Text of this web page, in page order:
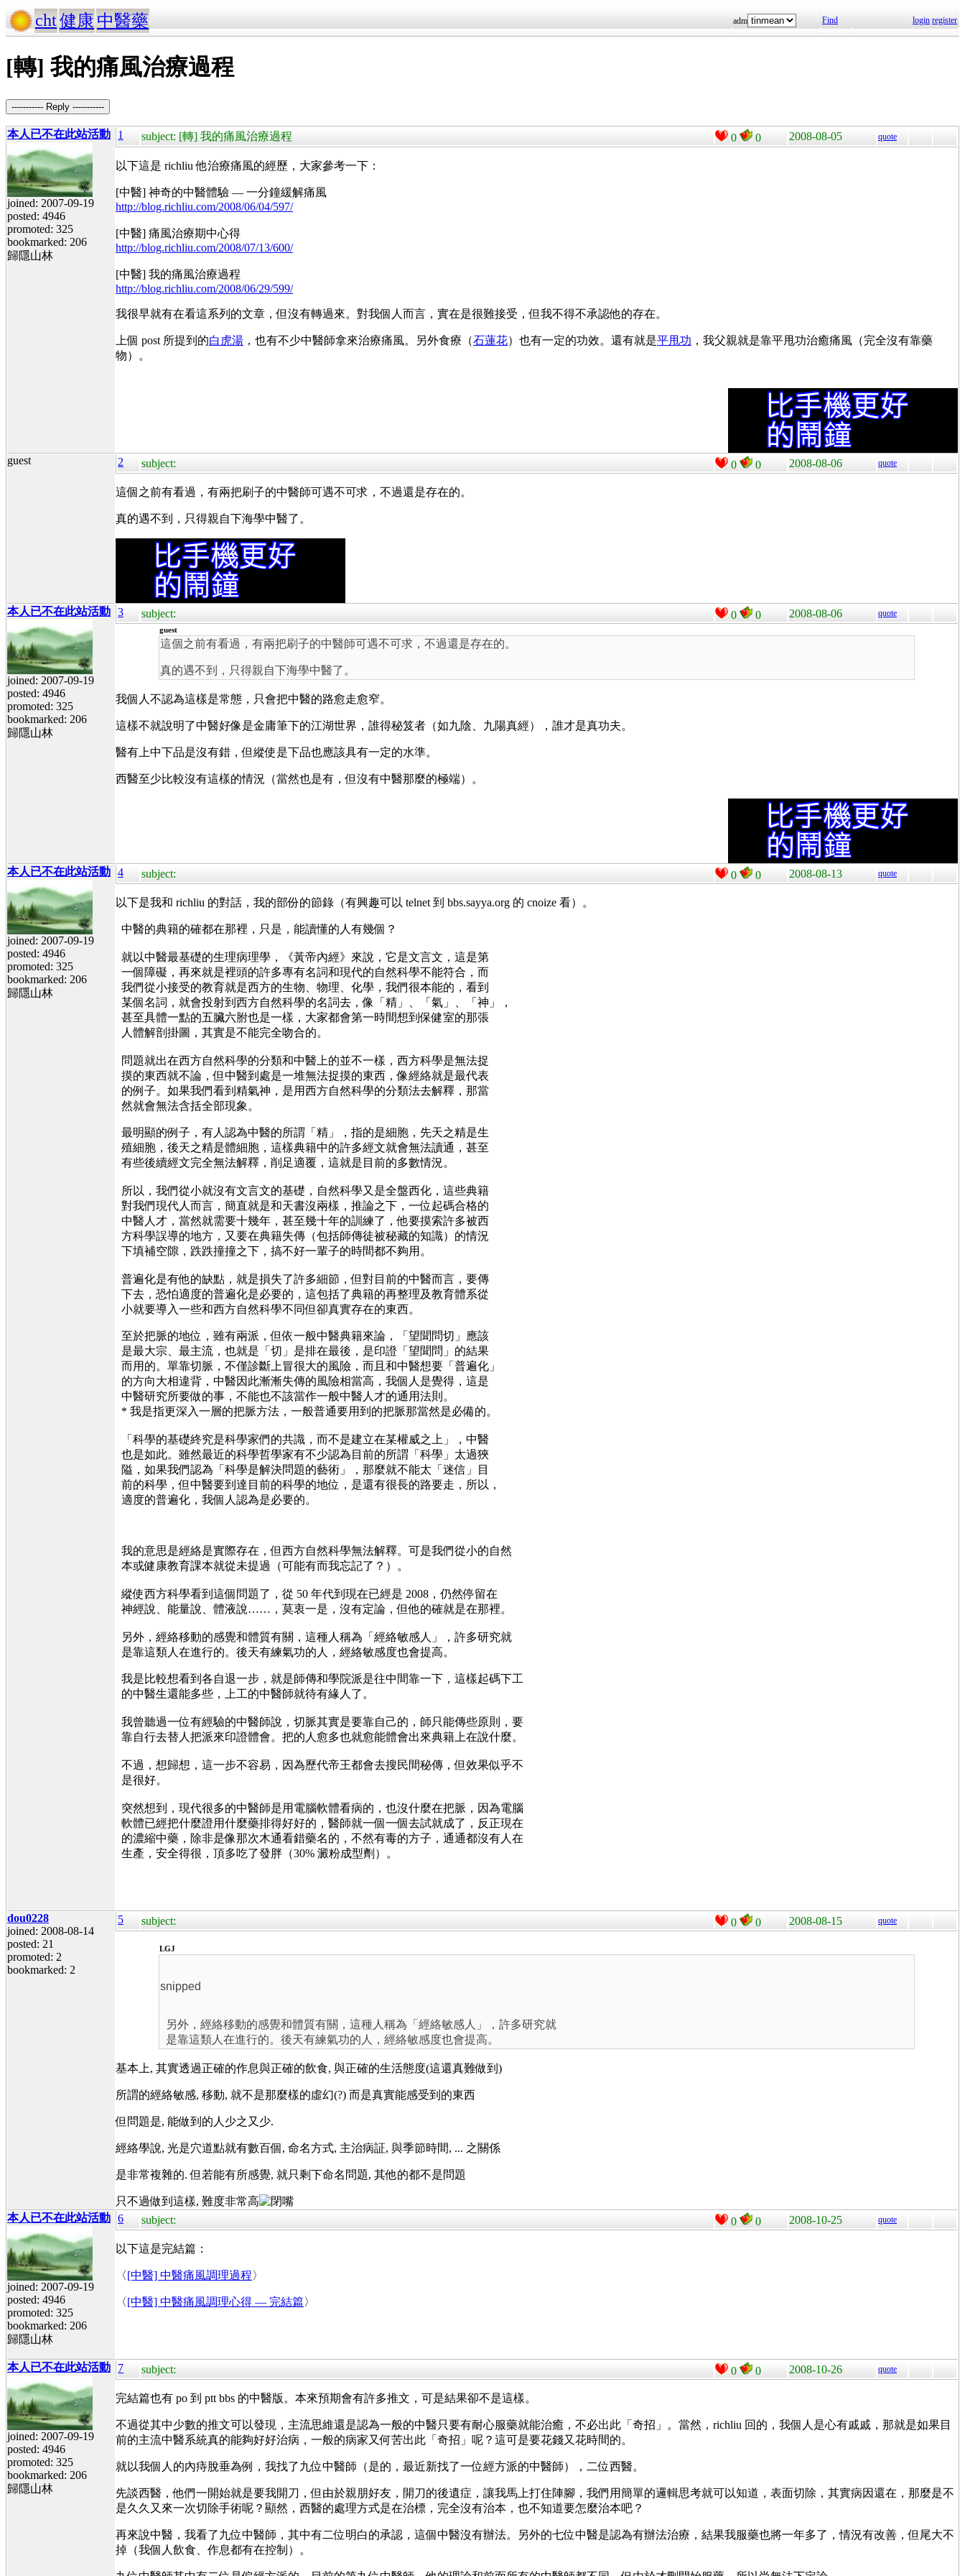
cht健康 中醫藥 adm Find login register
[轉] 我的痛風治療過程
----------- Reply -----------
本人已不在此站活動
joined: 2007-09-19
posted: 4946
promoted: 325
bookmarked: 206
歸隱山林
1 subject: [轉] 我的痛風治療過程 0 0 2008-08-05 quote
以下這是 richliu 他治療痛風的經歷，大家參考一下：
[中醫] 神奇的中醫體驗 — 一分鐘緩解痛風
http://blog.richliu.com/2008/06/04/597/
[中醫] 痛風治療期中心得
http://blog.richliu.com/2008/07/13/600/
[中醫] 我的痛風治療過程
http://blog.richliu.com/2008/06/29/599/
我很早就有在看這系列的文章，但沒有轉過來。對我個人而言，實在是很難接受，但我不得不承認他的存在。
上個 post 所提到的白虎湯 ，也有不少中醫師拿來治療痛風。另外食療（石蓮花）也有一定的功效。還有就是平甩功 ，我父親就是靠平甩功治癒痛風（完全沒有靠藥
物）。
guest 2 subject: 0 0 2008-08-06 quote
這個之前有看過，有兩把刷子的中醫師可遇不可求，不過還是存在的。
真的遇不到，只得親自下海學中醫了。
本人已不在此站活動
joined: 2007-09-19
posted: 4946
promoted: 325
bookmarked: 206
歸隱山林
3 subject: 0 0 2008-08-06 quote
guest
這個之前有看過，有兩把刷子的中醫師可遇不可求，不過還是存在的。
真的遇不到，只得親自下海學中醫了。
我個人不認為這樣是常態，只會把中醫的路愈走愈窄。
這樣不就說明了中醫好像是金庸筆下的江湖世界，誰得秘笈者（如九陰、九陽真經），誰才是真功夫。
醫有上中下品是沒有錯，但縱使是下品也應該具有一定的水準。
西醫至少比較沒有這樣的情況（當然也是有，但沒有中醫那麼的極端）。
本人已不在此站活動
joined: 2007-09-19
posted: 4946
promoted: 325
bookmarked: 206
歸隱山林
4 subject: 0 0 2008-08-13 quote
以下是我和 richliu 的對話，我的部份的節錄（有興趣可以 telnet 到 bbs.sayya.org 的 cnoize 看）。
中醫的典籍的確都在那裡，只是，能讀懂的人有幾個？
就以中醫最基礎的生理病理學，《黃帝內經》來說，它是文言文，這是第
一個障礙，再來就是裡頭的許多專有名詞和現代的自然科學不能符合，而
我們從小接受的教育就是西方的生物、物理、化學，我們很本能的，看到
某個名詞，就會投射到西方自然科學的名詞去，像「精」、「氣」、「神」，
甚至具體一點的五臟六胕也是一樣，大家都會第一時間想到保健室的那張
人體解剖掛圖，其實是不能完全吻合的。
問題就出在西方自然科學的分類和中醫上的並不一樣，西方科學是無法捉
摸的東西就不論，但中醫到處是一堆無法捉摸的東西，像經絡就是最代表
的例子。如果我們看到精氣神，是用西方自然科學的分類法去解釋，那當
然就會無法含括全部現象。
最明顯的例子，有人認為中醫的所謂「精」，指的是細胞，先天之精是生
殖細胞，後天之精是體細胞，這樣典籍中的許多經文就會無法讀通，甚至
有些後續經文完全無法解釋，削足適覆，這就是目前的多數情況。
所以，我們從小就沒有文言文的基礎，自然科學又是全盤西化，這些典籍
對我們現代人而言，簡直就是和天書沒兩樣，推論之下，一位起碼合格的
中醫人才，當然就需要十幾年，甚至幾十年的訓練了，他要摸索許多被西
方科學誤導的地方，又要在典籍失傳（包括師傳徒被秘藏的知識）的情況
下填補空隙，跌跌撞撞之下，搞不好一輩子的時間都不夠用。
普遍化是有他的缺點，就是損失了許多細節，但對目前的中醫而言，要傳
下去，恐怕適度的普遍化是必要的，這包括了典籍的再整理及教育體系從
小就要導入一些和西方自然科學不同但卻真實存在的東西。
至於把脈的地位，雖有兩派，但依一般中醫典籍來論，「望聞問切」應該
是最大宗、最主流，也就是「切」是排在最後，是印證「望聞問」的結果
而用的。單靠切脈，不僅診斷上冒很大的風險，而且和中醫想要「普遍化」
的方向大相違背，中醫因此漸漸失傳的風險相當高，我個人是覺得，這是
中醫研究所要做的事，不能也不該當作一般中醫人才的通用法則。
* 我是指更深入一層的把脈方法，一般普通要用到的把脈那當然是必備的。
「科學的基礎終究是科學家們的共識，而不是建立在某權威之上」，中醫
也是如此。雖然最近的科學哲學家有不少認為目前的所謂「科學」太過狹
隘，如果我們認為「科學是解決問題的藝術」，那麼就不能太「迷信」目
前的科學，但中醫要到達目前的科學的地位，是還有很長的路要走，所以，
適度的普遍化，我個人認為是必要的。
我的意思是經絡是實際存在，但西方自然科學無法解釋。可是我們從小的自然
本或健康教育課本就從未提過（可能有而我忘記了？）。
縱使西方科學看到這個問題了，從 50 年代到現在已經是 2008，仍然停留在
神經說、能量說、體液說……，莫衷一是，沒有定論，但他的確就是在那裡。
另外，經絡移動的感覺和體質有關，這種人稱為「經絡敏感人」，許多研究就
是靠這類人在進行的。後天有練氣功的人，經絡敏感度也會提高。
我是比較想看到各自退一步，就是師傳和學院派是往中間靠一下，這樣起碼下工
的中醫生還能多些，上工的中醫師就待有緣人了。
我曾聽過一位有經驗的中醫師說，切脈其實是要靠自己的，師只能傳些原則，要
靠自行去替人把派來印證體會。把的人愈多也就愈能體會出來典籍上在說什麼。
不過，想歸想，這一步不容易，因為歷代帝王都會去搜民間秘傳，但效果似乎不
是很好。
突然想到，現代很多的中醫師是用電腦軟體看病的，也沒什麼在把脈，因為電腦
軟體已經把什麼證用什麼藥排得好好的，醫師就一個一個去試就成了，反正現在
的濃縮中藥，除非是像那次木通看錯藥名的，不然有毒的方子，通通都沒有人在
生產，安全得很，頂多吃了發胖（30% 澱粉成型劑）。
dou0228
joined: 2008-08-14
posted: 21
promoted: 2
bookmarked: 2
5 subject: 0 0 2008-08-15 quote
LGJ
snipped
另外，經絡移動的感覺和體質有關，這種人稱為「經絡敏感人」，許多研究就
是靠這類人在進行的。後天有練氣功的人，經絡敏感度也會提高。
基本上, 其實透過正確的作息與正確的飲食, 與正確的生活態度(這還真難做到)
所謂的經絡敏感, 移動, 就不是那麼樣的虛幻(?) 而是真實能感受到的東西
但問題是, 能做到的人少之又少.
經絡學說, 光是穴道點就有數百個, 命名方式, 主治病証, 與季節時間, ... 之關係
是非常複雜的. 但若能有所感覺, 就只剩下命名問題, 其他的都不是問題
只不過做到這樣, 難度非常高
本人已不在此站活動
joined: 2007-09-19
posted: 4946
promoted: 325
bookmarked: 206
歸隱山林
6 subject: 0 0 2008-10-25 quote
以下這是完結篇：
〈[中醫] 中醫痛風調理過程〉
〈[中醫] 中醫痛風調理心得 — 完結篇〉
本人已不在此站活動
joined: 2007-09-19
posted: 4946
promoted: 325
bookmarked: 206
歸隱山林
7 subject: 0 0 2008-10-26 quote
完結篇也有 po 到 ptt bbs 的中醫版。本來預期會有許多推文，可是結果卻不是這樣。
不過從其中少數的推文可以發現，主流思維還是認為一般的中醫只要有耐心服藥就能治癒，不必出此「奇招」。當然，richliu 回的，我個人是心有戚戚，那就是如果目
前的主流中醫系統真的能夠好好治病，一般的病家又何苦出此「奇招」呢？這可是要花錢又花時間的。
就以我個人的內痔脫垂為例，我找了九位中醫師（是的，最近新找了一位經方派的中醫師），二位西醫。
先談西醫，他們一開始就是要我開刀，但由於親朋好友，開刀的後遺症，讓我馬上打住陣腳，我們用簡單的邏輯思考就可以知道，表面切除，其實病因還在，那麼是不
是久久又來一次切除手術呢？顯然，西醫的處理方式是在治標，完全沒有治本，也不知道要怎麼治本吧？
再來說中醫，我看了九位中醫師，其中有二位明白的承認，這個中醫沒有辦法。另外的七位中醫是認為有辦法治療，結果我服藥也將一年多了，情況有改善，但尾大不
掉（我個人飲食、作息都有在控制）。